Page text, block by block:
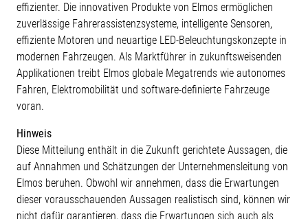
effizienter. Die innovativen Produkte von Elmos ermöglichen
zuverlässige Fahrerassistenzsysteme, intelligente Sensoren,
effiziente Motoren und neuartige LED-Beleuchtungskonzepte in
modernen Fahrzeugen. Als Marktführer in zukunftsweisenden
Applikationen treibt Elmos globale Megatrends wie autonomes
Fahren, Elektromobilität und software-definierte Fahrzeuge
voran.
Hinweis
Diese Mitteilung enthält in die Zukunft gerichtete Aussagen, die
auf Annahmen und Schätzungen der Unternehmensleitung von
Elmos beruhen. Obwohl wir annehmen, dass die Erwartungen
dieser vorausschauenden Aussagen realistisch sind, können wir
nicht dafür garantieren, dass die Erwartungen sich auch als